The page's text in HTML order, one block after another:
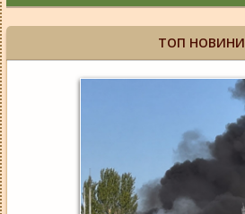
ТОП НОВИНИ